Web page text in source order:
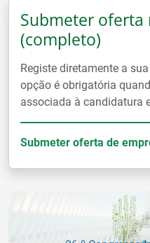
Submeter
(completo)
Registe diretamente a
opção é obrigatória
associada à candidatura
Submeter oferta de